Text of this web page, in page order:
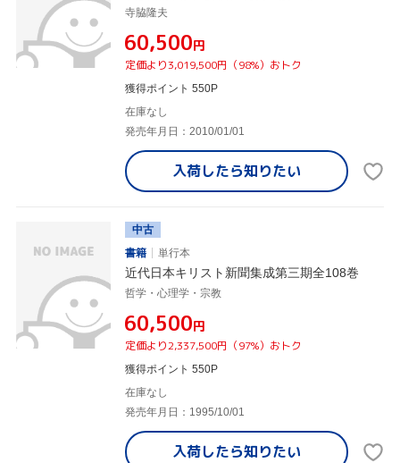
寺脇隆夫
¥60,500円
定価より3,019,500円（98%）おトク
獲得ポイント 550P
在庫なし
発売年月日：2010/01/01
入荷したら知りたい
中古
書籍
単行本
近代日本キリスト新聞集成第三期全108巻
哲学・心理学・宗教
¥60,500円
定価より2,337,500円（97%）おトク
獲得ポイント 550P
在庫なし
発売年月日：1995/10/01
入荷したら知りたい